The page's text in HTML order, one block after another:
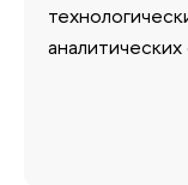
аналитических